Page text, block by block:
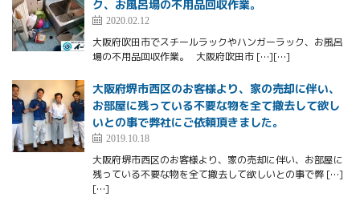
ク、お風呂場の不用品回収作業。
2020.02.12
大阪府吹田市でスチールラックやハンガーラック、お風呂
場の不用品回収作業。 大阪府吹田市 […][…]
大阪府堺市西区のお客様より、家の売却に伴い、
お部屋に残っている不要な物を全て撤去して欲し
いとの事で弊社にご依頼頂きました。
2019.10.18
大阪府堺市西区のお客様より、家の売却に伴い、お部屋に
残っている不要な物を全て撤去して欲しいとの事で弊 […]
[…]